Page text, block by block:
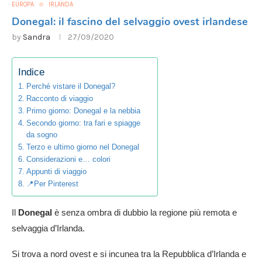
EUROPA IRLANDA
Donegal: il fascino del selvaggio ovest irlandese
by Sandra 27/09/2020
Indice
Perché vistare il Donegal?
Racconto di viaggio
Primo giorno: Donegal e la nebbia
Secondo giorno: tra fari e spiagge
da sogno
Terzo e ultimo giorno nel Donegal
Considerazioni e… colori
Appunti di viaggio
📍Per Pinterest
Il Donegal è senza ombra di dubbio la regione più remota e
selvaggia d’Irlanda.
Si trova a nord ovest e si incunea tra la Repubblica d’Irlanda e